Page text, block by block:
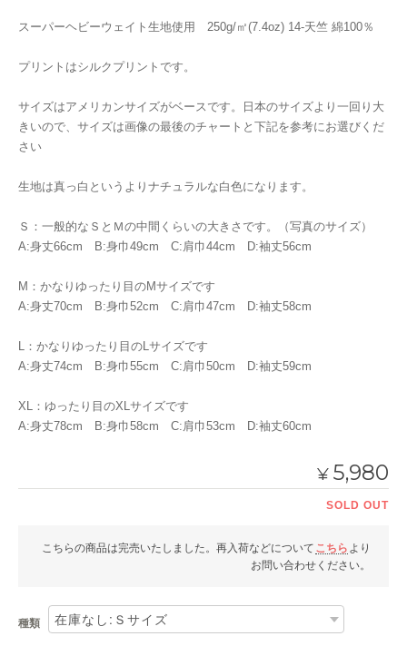
スーパーヘビーウェイト生地使用 250g/㎡(7.4oz) 14-天竺 綿100％
プリントはシルクプリントです。
サイズはアメリカンサイズがベースです。日本のサイズより一回り大
きいので、サイズは画像の最後のチャートと下記を参考にお選びくだ
さい
生地は真っ白というよりナチュラルな白色になります。
Ｓ：一般的なＳとＭの中間くらいの大きさです。（写真のサイズ）
A:身丈66cm B:身巾49cm C:肩巾44cm D:袖丈56cm
M：かなりゆったり目のMサイズです
A:身丈70cm B:身巾52cm C:肩巾47cm D:袖丈58cm
L：かなりゆったり目のLサイズです
A:身丈74cm B:身巾55cm C:肩巾50cm D:袖丈59cm
XL：ゆったり目のXLサイズです
A:身丈78cm B:身巾58cm C:肩巾53cm D:袖丈60cm
¥ 5,980
SOLD OUT
こちらの商品は完売いたしました。再入荷などについて こちら より
お問い合わせください。
種類